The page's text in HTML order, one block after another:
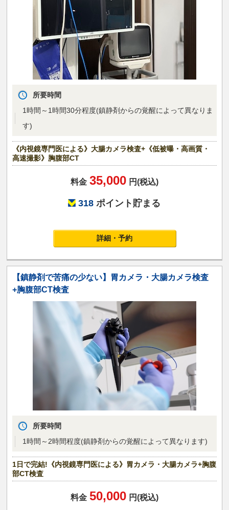
所要時間
1時間～1時間30分程度(鎮静剤からの覚醒によって異なりま
す)
《内視鏡専門医による》大腸カメラ検査+《低被曝・高画質・
高速撮影》胸腹部CT
料金 35,000 円(税込)
318 ポイント貯まる
詳細・予約
【鎮静剤で苦痛の少ない】胃カメラ・大腸カメラ検査
+胸腹部CT検査
所要時間
1時間～2時間程度(鎮静剤からの覚醒によって異なります)
1日で完結!《内視鏡専門医による》胃カメラ・大腸カメラ+胸腹
部CT検査
料金 50,000 円(税込)